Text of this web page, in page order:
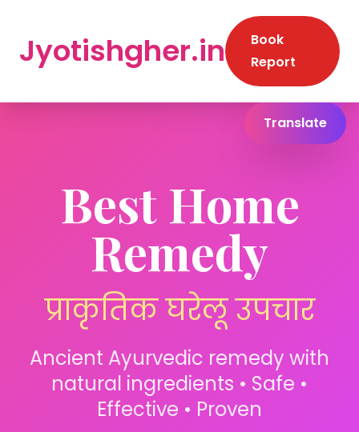
Jyotishgher.in
Book
Report
Best Home
Remedy
प्राकृतिक घरेलू उपचार
Ancient Ayurvedic remedy with
natural ingredients • Safe •
Effective • Proven
Translate